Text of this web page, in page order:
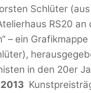
Schlüter
RS20
– ein
in den 20er
2013